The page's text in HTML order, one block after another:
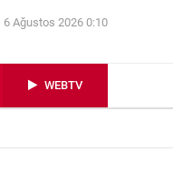
6 Ağustos 2026 0:10
WEBTV